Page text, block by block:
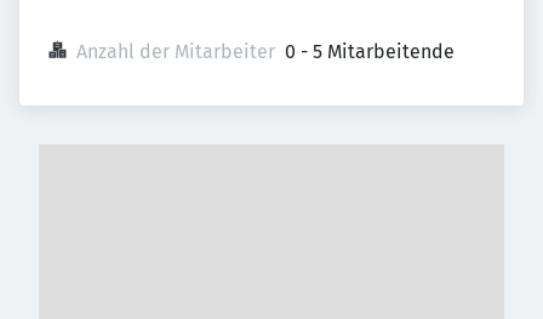
Anzahl der Mitarbeiter 0 - 5 Mitarbeitende